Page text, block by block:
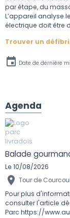
par étape, du
L’appareil analyse
électrique doit être
Trouver un
Date de dernière
Agenda
Balade
Le 10/08/2026
Tour de
Pour plus
consulter l'article
Parc https://